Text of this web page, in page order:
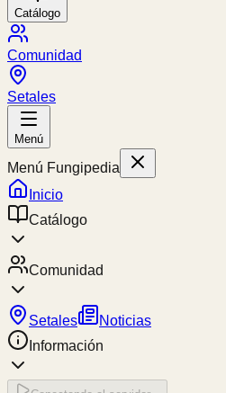
Catálogo
Comunidad
Setales
Menú
Menú Fungipedia
Inicio
Catálogo
Comunidad
Setales
Noticias
Información